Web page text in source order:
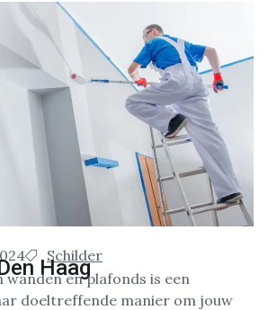
Schilder
Haag
wanden en plafonds is een
doeltreffende manier om jouw